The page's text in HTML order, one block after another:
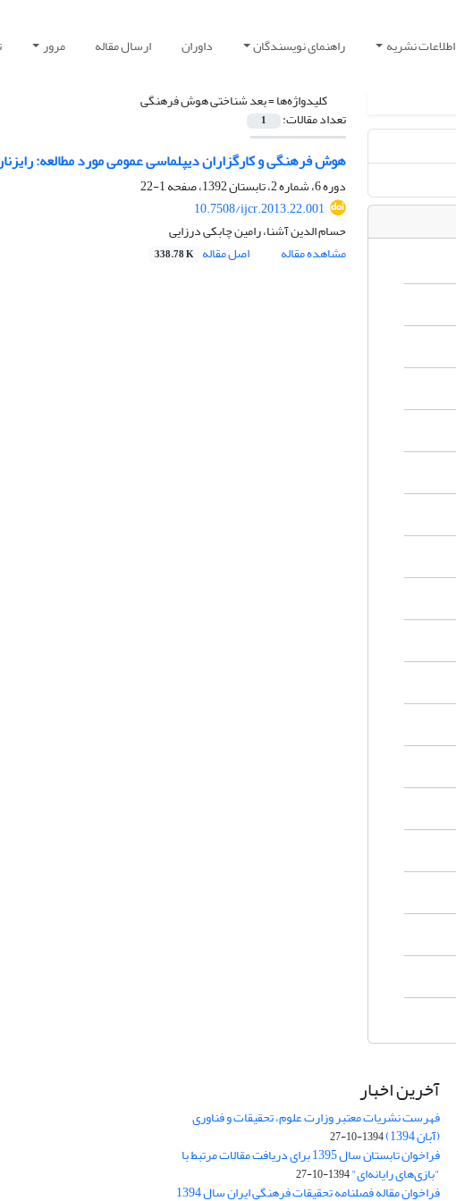
اطلاعات نشریه راهنمای نویسندگان داوران ارسال مقاله مرور
کلیدواژه‌ها =بعد شناختی هوش فرهنگی
تعداد مقالات: 1
هوش فرهنگی و کارگزاران دیپلماسی عمومی مورد مطالعه:
دوره 6، شماره 2، تابستان 1392، صفحه
1-22
10.7508/ijcr.2013.22.001
حسام الدین آشنا، رامین چابکی درزایی
مشاهده مقاله
اصل مقاله 338.78 K
آخرین اخبار
فهرست نشریات معتبر وزارت علوم، تحقیقات و فناوری
(آبان 1394) 1394-10-27
فراخوان تابستان سال 1395 برای دریافت مقالات مرتبط با
"بازی‌های رایانه‌ای"1394-10-27
فراخوان مقاله فصلنامه تحقیقات فرهنگی ایران سال 1394